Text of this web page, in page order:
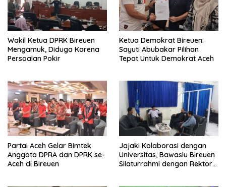
Wakil Ketua DPRK Bireuen
Mengamuk, Diduga Karena
Persoalan Pokir
Ketua Demokrat Bireuen:
Sayuti Abubakar Pilihan
Tepat Untuk Demokrat Aceh
Partai Aceh Gelar Bimtek
Anggota DPRA dan DPRK se-
Aceh di Bireuen
Jajaki Kolaborasi dengan
Universitas, Bawaslu Bireuen
Silaturrahmi dengan Rektor